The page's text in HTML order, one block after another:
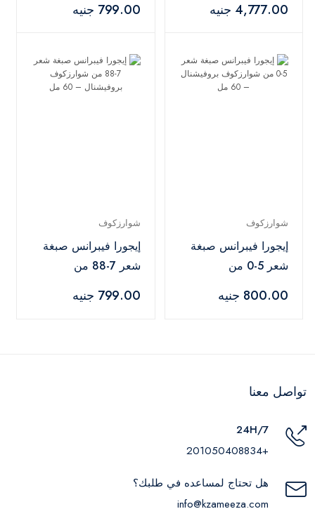
فوليوم – 450 جم +
4,777.00 جنيه
– 60 مل
799.00 جنيه
شوارزكوف
إيجورا فيبرانس صبغة
شعر 5-0 من
– 60 مل
800.00 جنيه
شوارزكوف
إيجورا فيبرانس صبغة
شعر 7-88 من
– 60 مل
799.00 جنيه
تواصل معنا
24H/7
+201050408834
هل تحتاج لمساعده في طلبك؟
info@kzameeza.com